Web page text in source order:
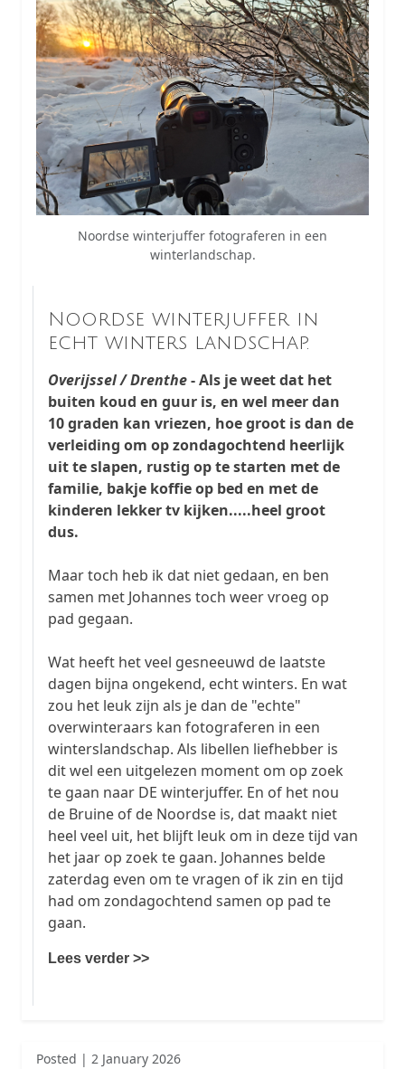
Noordse winterjuffer fotograferen in een
winterlandschap.
Noordse winterjuffer in
echt winters landschap.
Overijssel / Drenthe- Als je weet dat het
buiten koud en guur is, en wel meer dan
10 graden kan vriezen, hoe groot is dan de
verleiding om op zondagochtend heerlijk
uit te slapen, rustig op te starten met de
familie, bakje koffie op bed en met de
kinderen lekker tv kijken.....heel groot
dus.
Maar toch heb ik dat niet gedaan, en ben
samen met Johannes toch weer vroeg op
pad gegaan.
Wat heeft het veel gesneeuwd de laatste
dagen bijna ongekend, echt winters. En wat
zou het leuk zijn als je dan de "echte"
overwinteraars kan fotograferen in een
winterslandschap. Als libellen liefhebber is
dit wel een uitgelezen moment om op zoek
te gaan naar DE winterjuffer. En of het nou
de Bruine of de Noordse is, dat maakt niet
heel veel uit, het blijft leuk om in deze tijd van
het jaar op zoek te gaan. Johannes belde
zaterdag even om te vragen of ik zin en tijd
had om zondagochtend samen op pad te
gaan.
Lees verder >>
Posted | 2 January 2026